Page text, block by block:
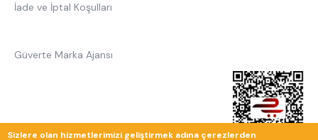
İade ve İptal Koşulları
Güverte Marka Ajansı
Sizlere olan hizmetlerimizi geliştirmek adına çerezlerden